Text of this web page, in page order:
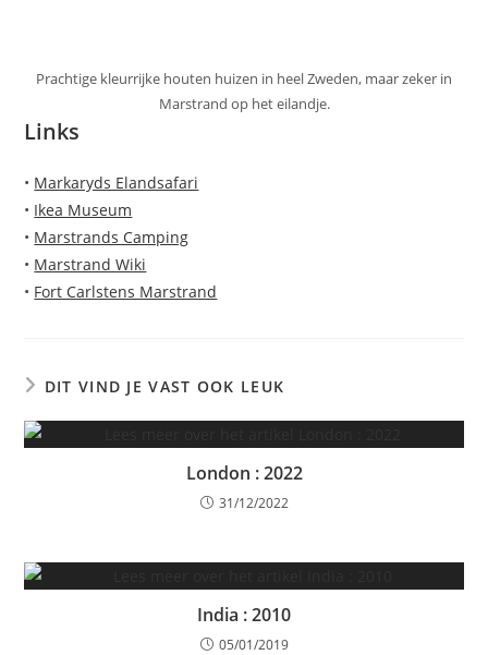
Prachtige kleurrijke houten huizen in heel Zweden, maar zeker in
Marstrand op het eilandje.
Links
• Markaryds Elandsafari
• Ikea Museum
• Marstrands Camping
• Marstrand Wiki
• Fort Carlstens Marstrand
DIT VIND JE VAST OOK LEUK
London : 2022
31/12/2022
India : 2010
05/01/2019